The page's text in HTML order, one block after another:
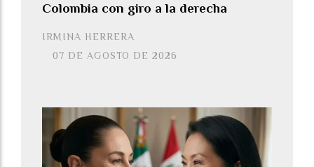
Colombia con giro a la derecha
IRMINA HERRERA
07 DE AGOSTO DE 2026